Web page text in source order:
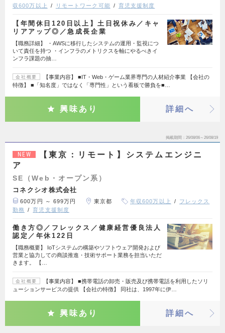
収600万以上
リモートワーク可能 育児支援制度
【年間休日120日以上】土日祝休み／キャ
リアアップ◎／急成長企業
【職務詳細】 ・AWSに移行したシステムの運用・監視につ
いて責任を持つ ・インフラのメトリクスを軸にやるべきイ
ンフラ課題の抽…
会社概要
【事業内容】 ■IT・Web・ゲーム業界専門の人材紹介事業 【会社の
特徴】 ■「知名度」ではなく「専門性」という看板で勝負を■…
興味あり 詳細へ
掲載期間 26/08/06～26/08/19
NEW
【東京：リモート】システムエンジニ
ア
SE（Web・オープン系）
コネクシオ株式会社
600万円 ～ 699万円 東京都 年収600万以上
フレックス
勤務
育児支援制度
働き方◎／フレックス／健康経営優良法人
認定／年休122日
【職務概要】 IoTシステムの構築やソフトウェア開発および
営業と協力しての商談推進・技術サポート業務を担当いただ
きます。 【…
会社概要
【事業内容】 ■携帯電話の卸売・販売及び携帯電話を利用したソリ
ューションサービスの提供 【会社の特徴】 同社は、1997年に伊…
興味あり 詳細へ